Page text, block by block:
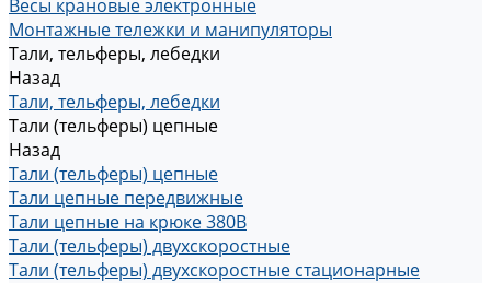
Весы крановые электронные
Монтажные тележки и манипуляторы
Тали, тельферы, лебедки
Назад
Тали, тельферы, лебедки
Тали (тельферы) цепные
Назад
Тали (тельферы) цепные
Тали цепные передвижные
Тали цепные на крюке 380В
Тали (тельферы) двухскоростные
Тали (тельферы) двухскоростные стационарные